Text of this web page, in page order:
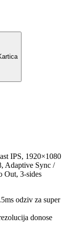
IPS, 1920×1080
Adaptive Sync /
Out, 3-sides
odziv za super
donose